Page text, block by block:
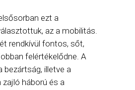
ezt a
az a mobilitás.
rendkívül fontos, sőt,
felértékelődne. A
bezártság, illetve a
háború és a